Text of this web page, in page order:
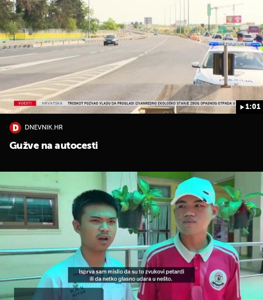
1:01
DNEVNIK.HR
Gužve na autocesti